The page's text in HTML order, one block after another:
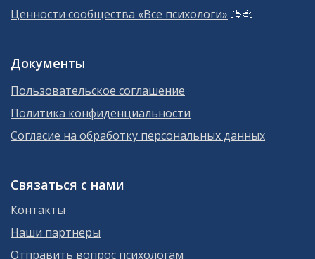
Ценности сообщества «Все психологи» 🫱‍🫲
Документы
Пользовательское соглашение
Политика конфиденциальности
Согласие на обработку персональных данных
Связаться с нами
Контакты
Наши партнеры
Отправить вопрос психологам